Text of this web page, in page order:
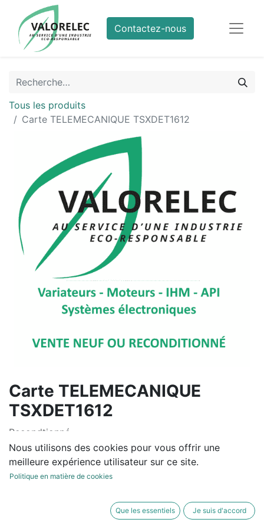
Contactez-nous
Tous les produits
Carte TELEMECANIQUE TSXDET1612
Carte TELEMECANIQUE
TSXDET1612
Recondtionné
Pour un devis personnalisé,
contactez-nous
Nous utilisons des cookies pour vous offrir une
meilleure expérience utilisateur sur ce site.
Politique en matière de cookies
Que les essentiels Je suis d'accord